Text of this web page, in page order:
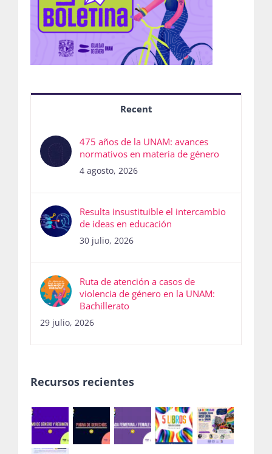
Recent
475 años de la UNAM: avances
normativos en materia de género
4 agosto, 2026
Resulta insustituible el intercambio
de ideas en educación
30 julio, 2026
Ruta de atención a casos de
violencia de género en la UNAM:
Bachillerato
29 julio, 2026
Recursos recientes